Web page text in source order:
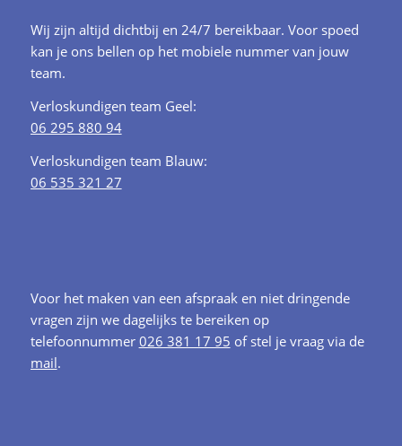
Wij zijn altijd dichtbij en 24/7 bereikbaar. Voor spoed
kan je ons bellen op het mobiele nummer van jouw
team.
Verloskundigen team Geel:
06 295 880 94
Verloskundigen team Blauw:
06 535 321 27
Voor het maken van een afspraak en niet dringende
vragen zijn we dagelijks te bereiken op
telefoonnummer 026 381 17 95 of stel je vraag via de
mail.